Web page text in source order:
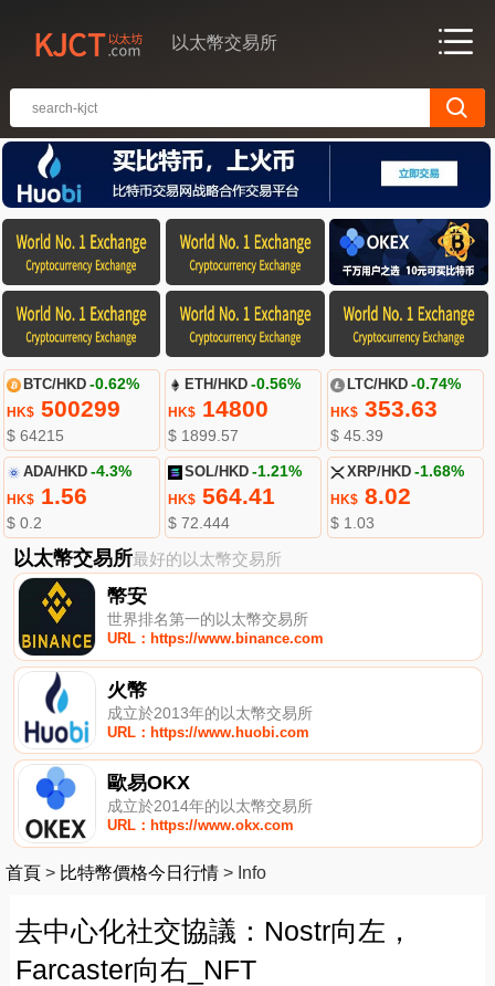
以太幣交易所
BTC/HKD -0.62%
HK$500299
$ 64215
ETH/HKD -0.56%
HK$ 14800
$ 1899.57
LTC/HKD -0.74%
HK$353.63
$ 45.39
ADA/HKD -4.3%
HK$1.56
$ 0.2
SOL/HKD -1.21%
HK$ 564.41
$ 72.444
XRP/HKD -1.68%
HK$8.02
$ 1.03
以太幣交易所最好的以太幣交易所
幣安
世界排名第一的以太幣交易所
URL：https://www.binance.com
火幣
成立於2013年的以太幣交易所
URL：https://www.huobi.com
歐易OKX
成立於2014年的以太幣交易所
URL：https://www.okx.com
首頁 > 比特幣價格今日行情 > Info
去中心化社交協議：Nostr向左，
Farcaster向右_NFT